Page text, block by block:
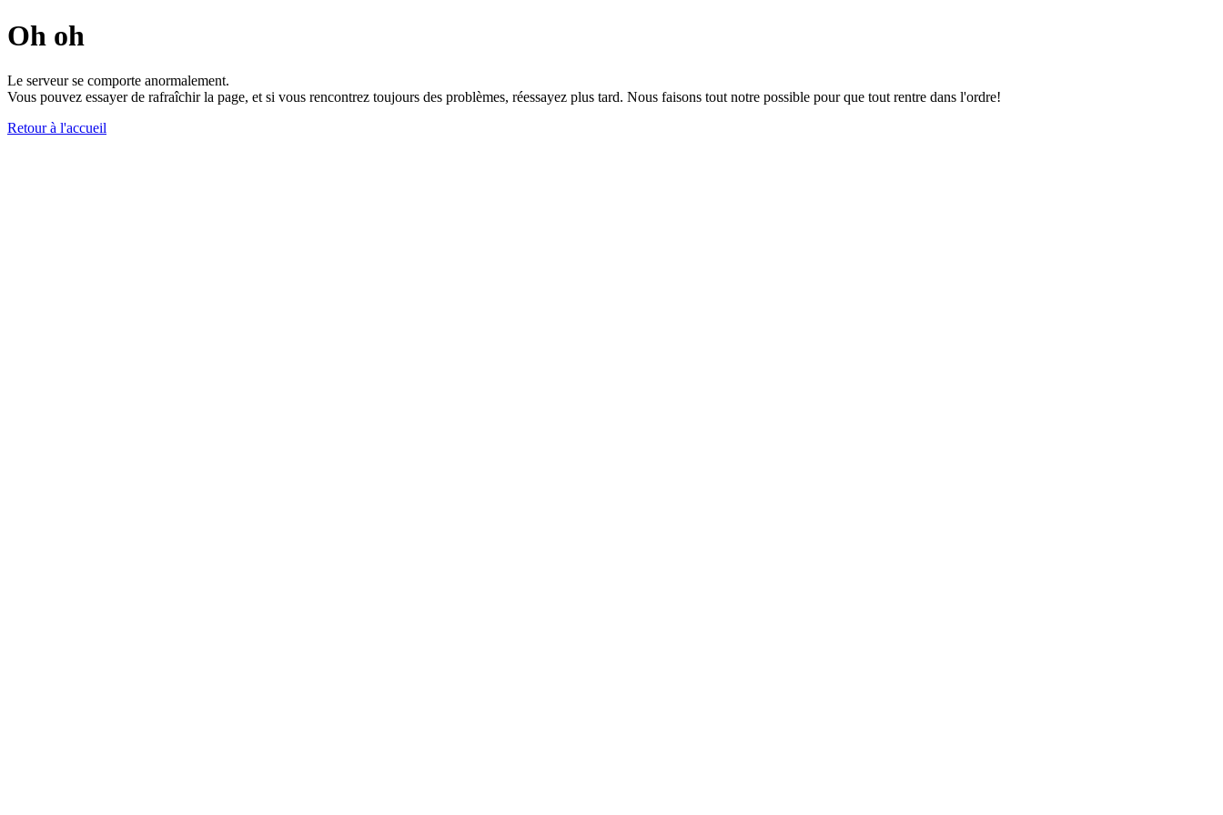
Oh oh
Le serveur se comporte anormalement.
Vous pouvez essayer de rafraîchir la page, et si vous rencontrez toujours des problèmes, réessayez plus tard. Nous faisons tout notre possible pour que tout rentre dans l'ordre!
Retour à l'accueil